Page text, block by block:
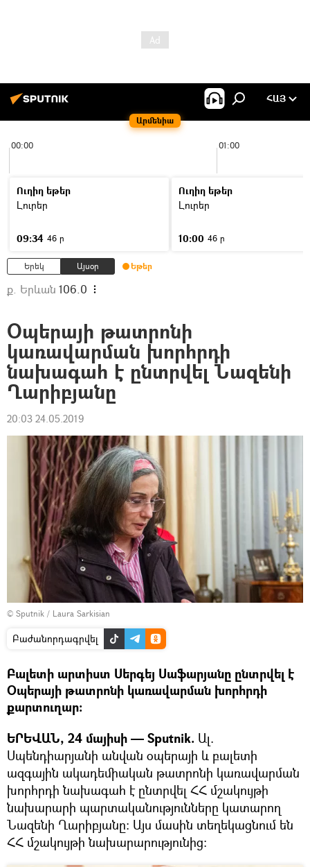
Արմենիա
ՀԱՅ
00:00 01:00
Ուղիղ եթեր
Լուրեր
09:34 46 ր
Ուղիղ եթեր
Լուրեր
10:00 46 ր
Երեկ Այսօր Եթեր
ք. Երևան 106.0
Օպերայի թատրոնի
կառավարման խորհրդի
նախագահ է ընտրվել Նազենի
Ղարիբյանը
20:03 24.05.2019
© Sputnik / Laura Sarkisian
Բաժանորդագրվել
Բալետի արտիստ Սերգեյ Սաֆարյանը ընտրվել է
Օպերայի թատրոնի կառավարման խորհրդի
քարտուղար։
ԵՐԵՎԱՆ, 24 մայիսի — Sputnik. Ալ.
Սպենդիարյանի անվան օպերայի և բալետի
ազգային ակադեմիական թատրոնի կառավարման
խորհրդի նախագահ է ընտրվել ՀՀ մշակույթի
նախարարի պարտականությունները կատարող
Նազենի Ղարիբյանը։ Այս մասին տեղեկացնում են
ՀՀ մշակույթի նախարարությունից։